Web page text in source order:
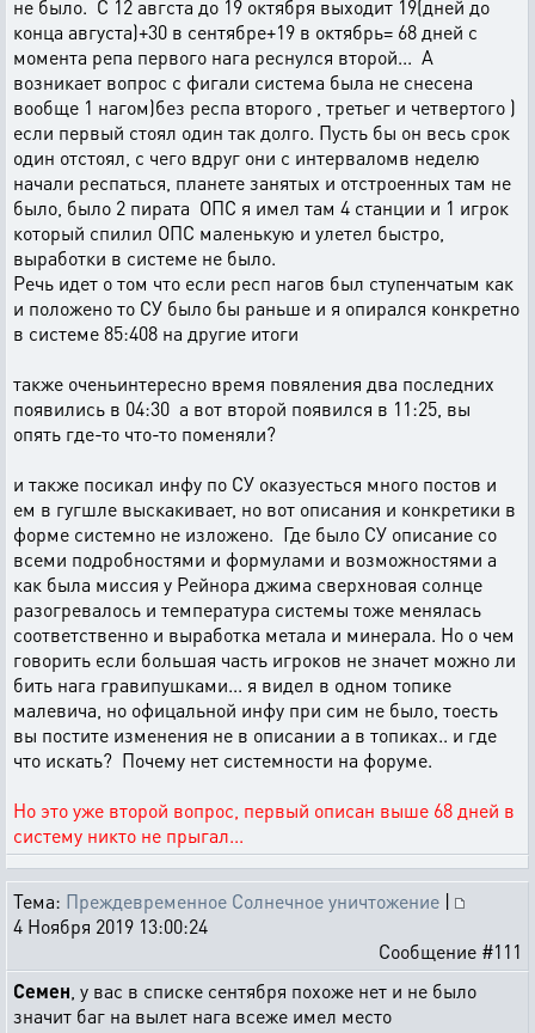
не было. С 12 авгста до 19 октября выходит 19(дней до
конца августа)+30 в сентябре+19 в октябрь= 68 дней с
момента репа первого нага реснулся второй... А
возникает вопрос с фигали система была не снесена
вообще 1 нагом)без респа второго , третьег и четвертого )
если первый стоял один так долго. Пусть бы он весь срок
один отстоял, с чего вдруг они с интерваломв неделю
начали респаться, планете занятых и отстроенных там не
было, было 2 пирата ОПС я имел там 4 станции и 1 игрок
который спилил ОПС маленькую и улетел быстро,
выработки в системе не было.
Речь идет о том что если респ нагов был ступенчатым как
и положено то СУ было бы раньше и я опирался конкретно
в системе 85:408 на другие итоги
также оченьинтересно время повяления два последних
появились в 04:30 а вот второй появился в 11:25, вы
опять где-то что-то поменяли?
и также посикал инфу по СУ оказуесться много постов и
ем в гугшле выскакивает, но вот описания и конкретики в
форме системно не изложено. Где было СУ описание со
всеми подробностями и формулами и возможностями а
как была миссия у Рейнора джима сверхновая солнце
разогревалось и температура системы тоже менялась
соответственно и выработка метала и минерала. Но о чем
говорить если большая часть игроков не значет можно ли
бить нага гравипушками... я видел в одном топике
малевича, но офицальной инфу при сим не было, тоесть
вы постите изменения не в описании а в топиках.. и где
что искать? Почему нет системности на форуме.
Но это уже второй вопрос, первый описан выше 68 дней в
систему никто не прыгал...
Тема: Преждевременное Солнечное уничтожение |
4 Ноября 2019 13:00:24
Сообщение #111
Семен , у вас в списке сентября похоже нет и не было
значит баг на вылет нага всеже имел место